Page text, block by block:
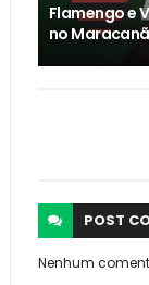
Flamengo e
no Maracanã
POST
Nenhum